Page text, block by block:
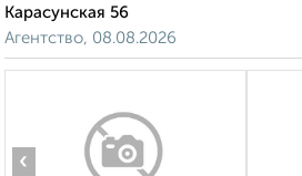
Карасунская 56
Агентство, 08.08.2026
‹